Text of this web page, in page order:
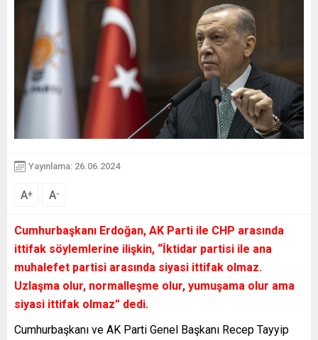
Yayınlama: 26.06.2024
A+ A-
Cumhurbaşkanı Erdoğan, AK Parti ile CHP arasında
ittifak söylemlerine ilişkin, “İktidar partisi ile ana
muhalefet partisi arasında siyasi ittifak olmaz.
Uzlaşma olur, normalleşme olur, yumuşama olur ama
siyasi ittifak olmaz” dedi.
Cumhurbaşkanı ve AK Parti Genel Başkanı Recep Tayyip